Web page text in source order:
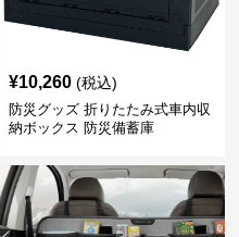
¥10,260 (税込)
防災グッズ 折りたたみ式車内収
納ボックス 防災備蓄庫